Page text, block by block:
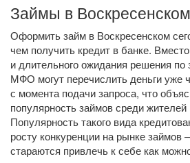
Займы в Воскресенском
Оформить займ в Воскресенском
чем получить кредит в банке.
и длительного ожидания решения по
МФО могут перечислить деньги уже
с момента подачи запроса, что
популярность займов среди жителей
Популярность такого вида
росту конкуренции на рынке займов
стараются привлечь к себе как